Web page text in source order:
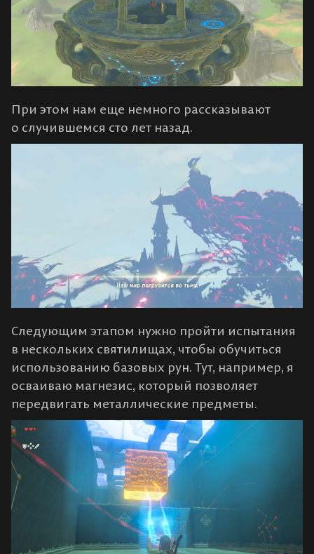
При этом нам еще немного рассказывают
о случившемся сто лет назад.
Следующим этапом нужно пройти испытания
в нескольких святилищах, чтобы обучиться
использованию базовых рун. Тут, например, я
осваиваю магнезис, который позволяет
передвигать металлические предметы.